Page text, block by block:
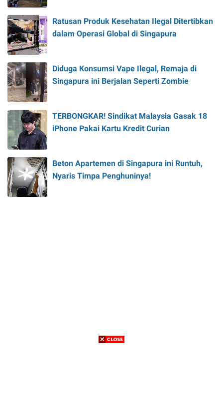
Ratusan Produk Kesehatan Ilegal Ditertibkan
dalam Operasi Global di Singapura
Diduga Konsumsi Vape Ilegal, Remaja di
Singapura ini Berjalan Seperti Zombie
TERBONGKAR! Sindikat Malaysia Gasak 18
iPhone Pakai Kartu Kredit Curian
Beton Apartemen di Singapura ini Runtuh,
Nyaris Timpa Penghuninya!